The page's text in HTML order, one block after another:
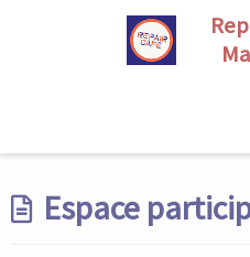
to
contentEspace